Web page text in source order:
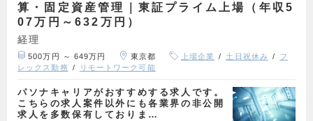
算・固定資産管理｜東証プライム上場（年収5
07万円～632万円）
経理
500万円 ～ 649万円 東京都 上場企業 土日祝休み
フ
レックス勤務
リモートワーク可能
パソナキャリアがおすすめする求人です。
こちらの求人案件以外にも各業界の非公開
求人を多数保有しておりま…